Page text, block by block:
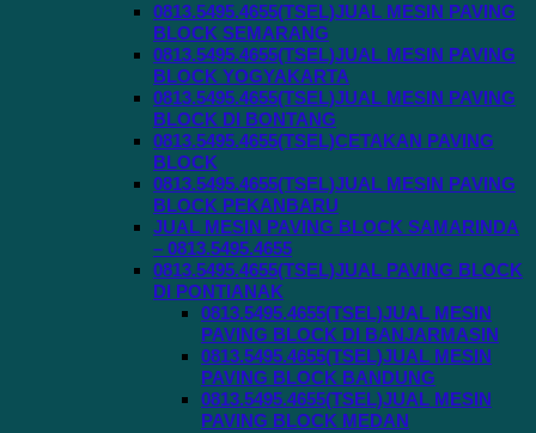
0813.5495.4655(TSEL)JUAL MESIN PAVING
BLOCK SEMARANG
0813.5495.4655(TSEL)JUAL MESIN PAVING
BLOCK YOGYAKARTA
0813.5495.4655(TSEL)JUAL MESIN PAVING
BLOCK DI BONTANG
0813.5495.4655(TSEL)CETAKAN PAVING
BLOCK
0813.5495.4655(TSEL)JUAL MESIN PAVING
BLOCK PEKANBARU
JUAL MESIN PAVING BLOCK SAMARINDA
– 0813.5495.4655
0813.5495.4655(TSEL)JUAL PAVING BLOCK
DI PONTIANAK
0813.5495.4655(TSEL)JUAL MESIN
PAVING BLOCK DI BANJARMASIN
0813.5495.4655(TSEL)JUAL MESIN
PAVING BLOCK BANDUNG
0813.5495.4655(TSEL)JUAL MESIN
PAVING BLOCK MEDAN